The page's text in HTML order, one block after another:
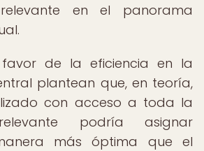
en el panorama
de la eficiencia en la
plantean que, en teoría,
con acceso a toda la
podría asignar
más óptima que el